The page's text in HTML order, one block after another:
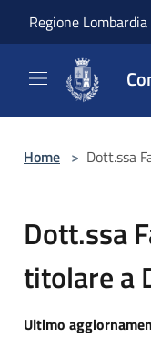
Regione Lombardia
Home > Dott.ssa
Dott.ssa
titolare a
Ultimo